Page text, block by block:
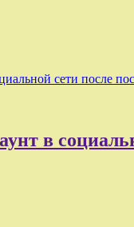
сети после
в